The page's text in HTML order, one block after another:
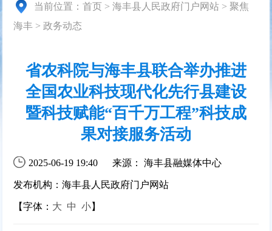
当前位置：首页 >海丰县人民政府门户网站 >聚焦
海丰 >政务动态
省农科院与海丰县联合举办推进
全国农业科技现代化先行县建设
暨科技赋能“百千万工程”科技成
果对接服务活动
2025-06-19 19:40 来源： 海丰县融媒体中心
发布机构：海丰县人民政府门户网站
【字体： 大 中 小】